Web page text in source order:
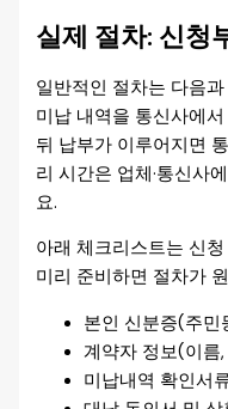
실제 절차: 신청
일반적인 절차는 다음
미납 내역을 통신사에
뒤 납부가 이루어지면
리 시간은 업체·통신사
요.
아래 체크리스트는 신
미리 준비하면 절차가
본인 신분증(주민
계약자 정보(이름
미납내역 확인서